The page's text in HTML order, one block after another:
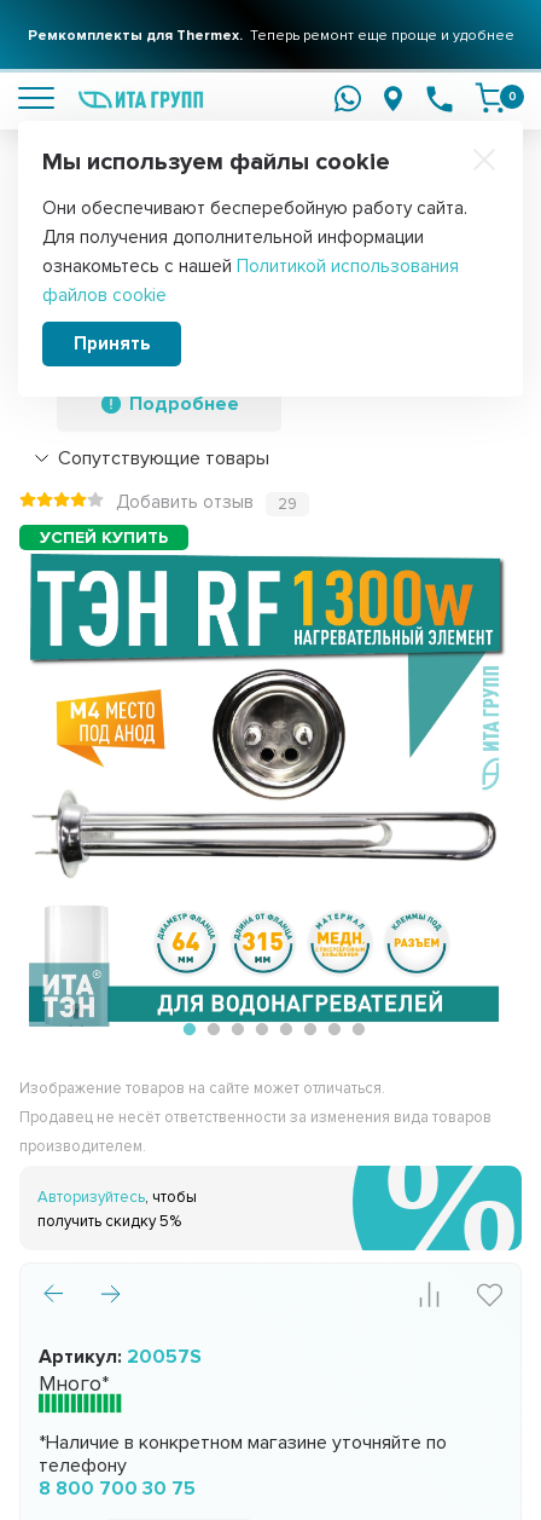
Ремкомплекты для Thermex.Теперь ремонт еще проще и удобнее
0
Главная Запчасти для водонагревателей ТЭНы для
ТЭН 1,3кВт (1300Вт) RF для
водонагревателя Thermex, Garanterm
RZB, IF, ID, под анод М4, Silver, 20057S
Подробнее
Сопутствующие товары
Добавить отзыв 29
Изображение товаров на сайте может отличаться.
Продавец не несёт ответственности за изменения вида товаров
производителем.
Авторизуйтесь, чтобы
получить скидку 5%
Артикул: 20057S
Много*
*Наличие в конкретном магазине уточняйте по
телефону
8 800 700 30 75
Мы используем файлы cookie
Они обеспечивают бесперебойную работу сайта.
Для получения дополнительной информации
ознакомьтесь с нашей Политикой использования
файлов cookie
Принять